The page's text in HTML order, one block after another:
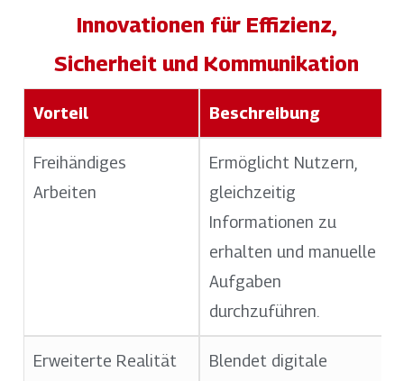
Innovationen für Effizienz,
Sicherheit und Kommunikation
Vorteil Beschreibung
Freihändiges
Arbeiten
Ermöglicht Nutzern,
gleichzeitig
Informationen zu
erhalten und manuelle
Aufgaben
durchzuführen.
Erweiterte Realität
Blendet digitale